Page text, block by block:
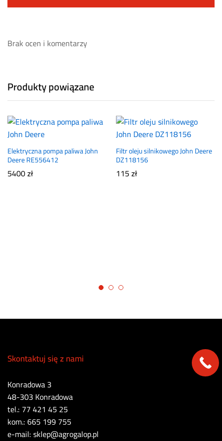
Brak ocen i komentarzy
Produkty powiązane
Elektryczna pompa paliwa John
Deere RE556412
5400zł
Filtr oleju silnikowego John Deere
DZ118156
115zł
Skontaktuj się z nami
Konradowa 3
48-303 Konradowa
tel.: 77 421 45 25
kom.: 665 199 755
e-mail: sklep@agrogalop.pl